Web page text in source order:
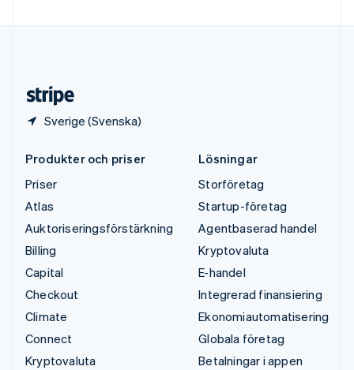
Sverige (Svenska)
Produkter och priser
Priser
Atlas
Auktoriseringsförstärkning
Billing
Capital
Checkout
Climate
Connect
Kryptovaluta
Lösningar
Storföretag
Startup-företag
Agentbaserad handel
Kryptovaluta
E-handel
Integrerad finansiering
Ekonomiautomatisering
Globala företag
Betalningar i appen